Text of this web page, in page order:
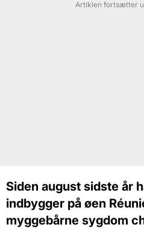
Artiklen fortsætter
Siden august sidste år
indbygger på øen
myggebårne sygdom